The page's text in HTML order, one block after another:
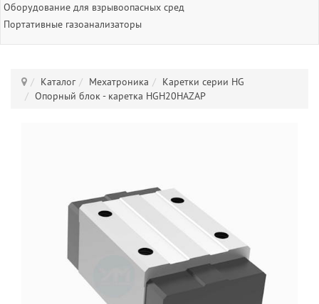
Оборудование для взрывоопасных сред
Портативные газоанализаторы
Каталог Мехатроника
Каретки серии HG
Опорный блок - каретка HGH20HAZAP